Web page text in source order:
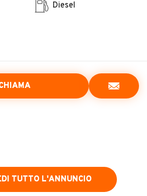
Diesel
TUTTO L'ANNUNCIO